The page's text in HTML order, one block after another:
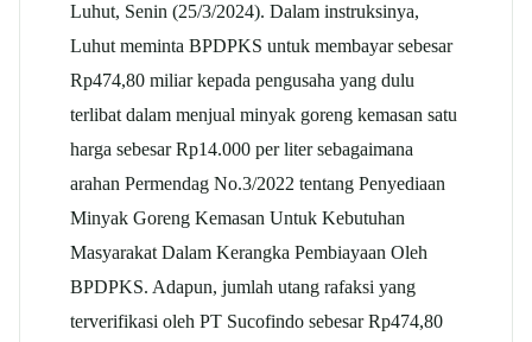
Luhut, Senin (25/3/2024). Dalam instruksinya,
Luhut meminta BPDPKS untuk membayar sebesar
Rp474,80 miliar kepada pengusaha yang dulu
terlibat dalam menjual minyak goreng kemasan satu
harga sebesar Rp14.000 per liter sebagaimana
arahan Permendag No.3/2022 tentang Penyediaan
Minyak Goreng Kemasan Untuk Kebutuhan
Masyarakat Dalam Kerangka Pembiayaan Oleh
BPDPKS. Adapun, jumlah utang rafaksi yang
terverifikasi oleh PT Sucofindo sebesar Rp474,80